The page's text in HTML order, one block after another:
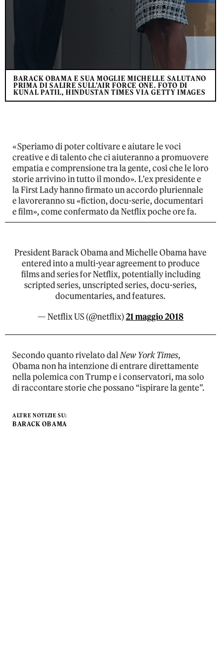
BARACK OBAMA E SUA MOGLIE MICHELLE SALUTANO
PRIMA DI SALIRE SULL’AIR FORCE ONE. FOTO DI
KUNAL PATIL, HINDUSTAN TIMES VIA GETTY IMAGES
«Speriamo di poter coltivare e aiutare le voci
creative e di talento che ci aiuteranno a promuovere
empatia e comprensione tra la gente, così che le loro
storie arrivino in tutto il mondo». L’ex presidente e
la First Lady hanno firmato un accordo pluriennale
e lavoreranno su «fiction, docu-serie, documentari
e film», come confermato da Netflix poche ore fa.
President Barack Obama and Michelle Obama have
entered into a multi-year agreement to produce
films and series for Netflix, potentially including
scripted series, unscripted series, docu-series,
documentaries, and features.
— Netflix US (@netflix)21 maggio 2018
Secondo quanto rivelato dalNew York Times,
Obama non ha intenzione di entrare direttamente
nella polemica con Trump e i conservatori, ma solo
di raccontare storie che possano “ispirare la gente”.
ALTRE NOTIZIE SU:
BARACK OBAMA